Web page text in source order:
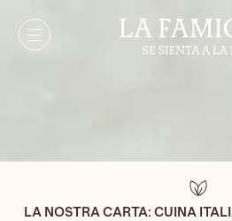
LA NOSTRA CARTA: CUINA